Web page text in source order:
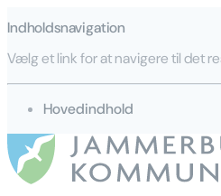
Indholdsnavigation
Vælg et link for at navigere til det
gå til
Hovedindhold